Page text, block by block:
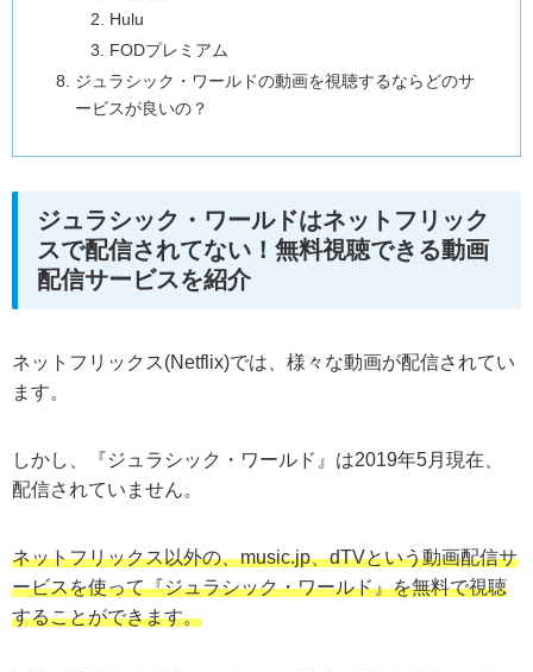
Hulu
FODプレミアム
ジュラシック・ワールドの動画を視聴するならどのサ
ービスが良いの？
ジュラシック・ワールドはネットフリック
スで配信されてない！無料視聴できる動画
配信サービスを紹介
ネットフリックス(Netflix)では、様々な動画が配信されてい
ます。
しかし、『ジュラシック・ワールド』は2019年5月現在、
配信されていません。
ネットフリックス以外の、music.jp、dTVという動画配信サ
ービスを使って『ジュラシック・ワールド』を無料で視聴
することができます。